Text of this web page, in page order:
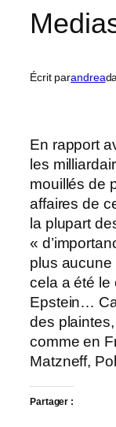
Écrit parandrea
En rapport
les
mouillés de
affaires de
la plupart
«
plus
cela a été le
Epstein…
des
comme en
Matzneff,
Partager :